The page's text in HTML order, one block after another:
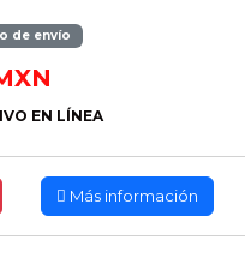
de envío
EN LÍNEA
Más información